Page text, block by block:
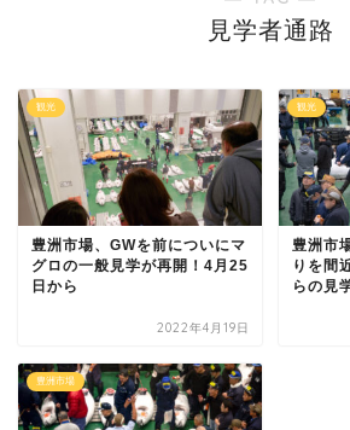
見学者通路
観光
豊洲市場、GWを前についにマ
グロの一般見学が再開！4月25
日から
2022年4月19日
観光
豊洲市
りを間
らの見
豊洲市場